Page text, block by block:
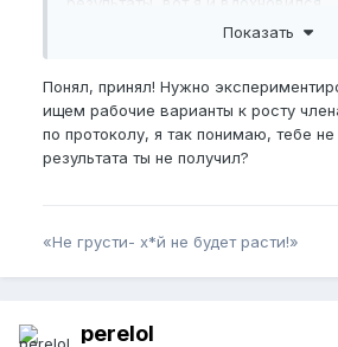
Теперь понял, не мое! Минимум 3-
девайсы начинаю использовать.
много отзывов крутых
Показать
Понял, принял! Нужно
ищем рабочие варианты к росту
по протоколу, я так понимаю, тебе
результата ты не получил?
«Не грусти- х*й не будет расти!»
perelol